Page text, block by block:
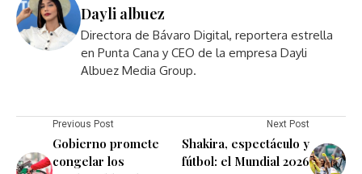
Dayli albuez
Directora de Bávaro Digital, reportera estrella
en Punta Cana y CEO de la empresa Dayli
Albuez Media Group.
Previous Post
Gobierno promete
congelar los
Next Post
Shakira, espectáculo y
fútbol: el Mundial 2026